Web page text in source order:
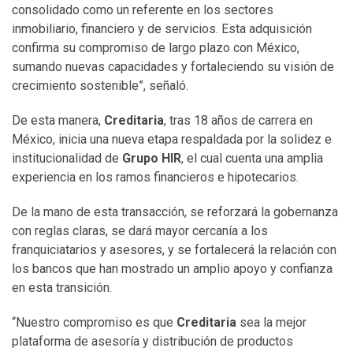
consolidado como un referente en los sectores
inmobiliario, financiero y de servicios. Esta adquisición
confirma su compromiso de largo plazo con México,
sumando nuevas capacidades y fortaleciendo su visión de
crecimiento sostenible”, señaló.
De esta manera, Creditaria, tras 18 años de carrera en
México, inicia una nueva etapa respaldada por la solidez e
institucionalidad de Grupo HIR, el cual cuenta una amplia
experiencia en los ramos financieros e hipotecarios.
De la mano de esta transacción, se reforzará la gobernanza
con reglas claras, se dará mayor cercanía a los
franquiciatarios y asesores, y se fortalecerá la relación con
los bancos que han mostrado un amplio apoyo y confianza
en esta transición.
“Nuestro compromiso es que Creditaria sea la mejor
plataforma de asesoría y distribución de productos